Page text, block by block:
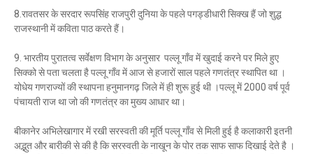
8.रावतसर के सरदार रूपसिंह राजपुरी दुनिया के पहले पगड्डीधारी सिक्ख हैं जो शुद्ध
राजस्थानी में कविता पाठ करते हैं।
9. भारतीय पुरातत्व सर्वेक्षण विभाग के अनुसार पल्लू गाँव में खुदाई करने पर मिले हुए
सिक्को से पता चलता है पल्लू गाँव में आज से हजारों साल पहले गणतंत्र स्थापित था ।
योधेय गणराज्यों की स्थापना हनुमानगढ़ जिले में ही शुरू हुई थी ।पल्लू में 2000 वर्ष पूर्व
पंचायती राज था जो की गणतंत्र का मुख्य आधार था।
बीकानेर अभिलेखागार में रखी सरस्वती की मूर्ति पल्लू गाँव से मिली हुई है कलाकारी इतनी
अद्भुत और बारीकी से की है कि सरस्वती के नाखून के पोर तक साफ साफ दिखाई देते है ।